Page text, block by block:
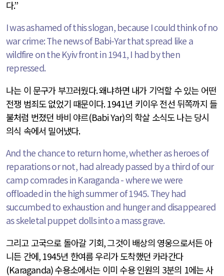
다.”
I was ashamed of this slogan, because I could think of no
war crime: The news of Babi-Yar that spread like a
wildfire on the Kyiv front in 1941, I had by then
repressed.
나는 이 문구가 부끄러웠다.왜냐하면 내가 기억할 수 있는 어떤
전쟁 범죄도 없었기 때문이다. 1941년 키이우 전선 뒤쪽까지 들
불처럼 번졌던 바비 야르(Babi Yar)의 학살 소식도 나는 당시
의식 속에서 밀어냈다.
And the chance to return home, whether as heroes of
reparations or not, had already passed by a third of our
camp comrades in Karaganda - where we were
offloaded in the high summer of 1945. They had
succumbed to exhaustion and hunger and disappeared
as skeletal puppet dolls into a mass grave.
그리고 고국으로 돌아갈 기회,그것이 배상의 영웅으로서든 아
니든 간에, 1945년 한여름 우리가 도착했던 카라간다
(Karaganda)수용소에서는 이미 수용 인원의 3분의 1에는 사